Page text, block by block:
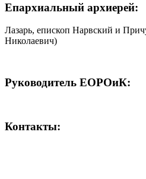
Епархиальный архиерей:
Лазарь, епископ Нарвский и
Николаевич)
Руководитель ЕОРОиК:
Контакты: